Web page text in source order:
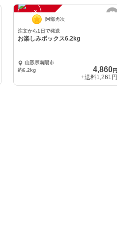
注
文
受
付
停
止
中 阿部勇次
注文から1日で発送
お楽しみボックス6.2kg
山形県南陽市
約6.2kg
4,860円
+送料1,261円